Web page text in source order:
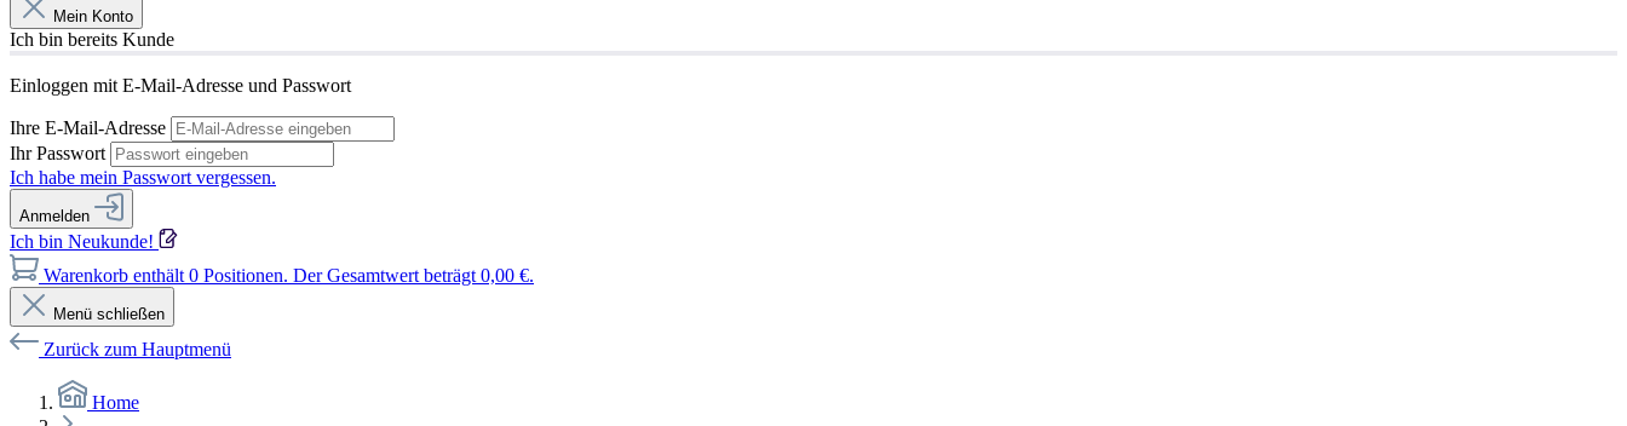
Mein Konto
Ich bin bereits Kunde
Einloggen mit E-Mail-Adresse und Passwort
Ihre E-Mail-Adresse
Ihr Passwort
Ich habe mein Passwort vergessen.
Anmelden
Ich bin Neukunde!
Warenkorb enthält 0 Positionen. Der Gesamtwert beträgt 0,00 €.
Menü schließen
Zurück zum Hauptmenü
Home